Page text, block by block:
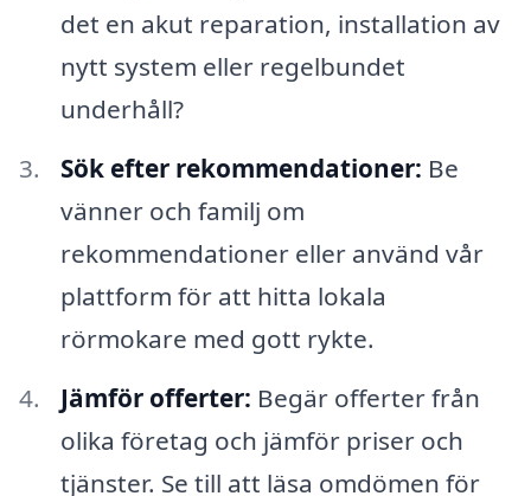
det en akut reparation, installation av
nytt system eller regelbundet
underhåll?
Sök efter rekommendationer: Be
vänner och familj om
rekommendationer eller använd vår
plattform för att hitta lokala
rörmokare med gott rykte.
Jämför offerter: Begär offerter från
olika företag och jämför priser och
tjänster. Se till att läsa omdömen för